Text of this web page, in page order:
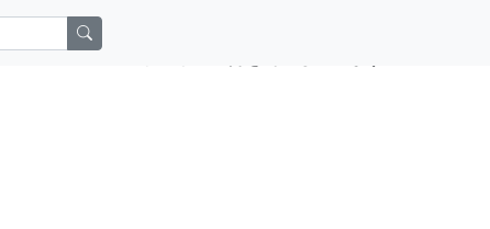
アフィリエイト広告を利用しています。